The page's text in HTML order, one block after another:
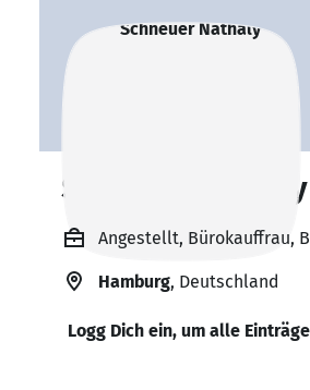
Schneuer Nathaly
Angestellt, Bürokauffrau,
Hamburg, Deutschland
Logg Dich ein, um alle